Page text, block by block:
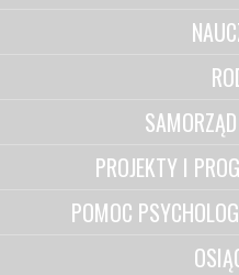
PROJEKTY I
POMOC